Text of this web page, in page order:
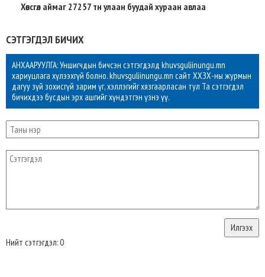
Хөвсгөл аймаг 27257 тн улаан буудай хураан авлаа
СЭТГЭГДЭЛ БИЧИХ
АНХААРУУЛГА: Уншигчдын бичсэн сэтгэгдэлд khuvsguliinungu.mn
хариуцлага хүлээхгүй болно. khuvsguliinungu.mn сайт ХХЗХ-ны журмын
дагуу зүй зохисгүй зарим үг, хэллэгийг хязгаарласан тул Та сэтгэгдэл
бичихдээ бусдын эрх ашгийг хүндэтгэн үзнэ үү.
Нийт сэтгэгдэл: 0